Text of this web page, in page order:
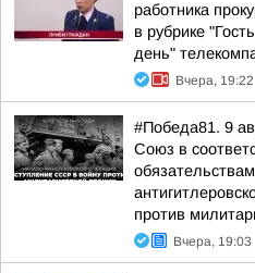
работника
в рубрике
день"
Вчера, 19:22
#Победа81. 9
Союз в
против
Вчера, 19:03